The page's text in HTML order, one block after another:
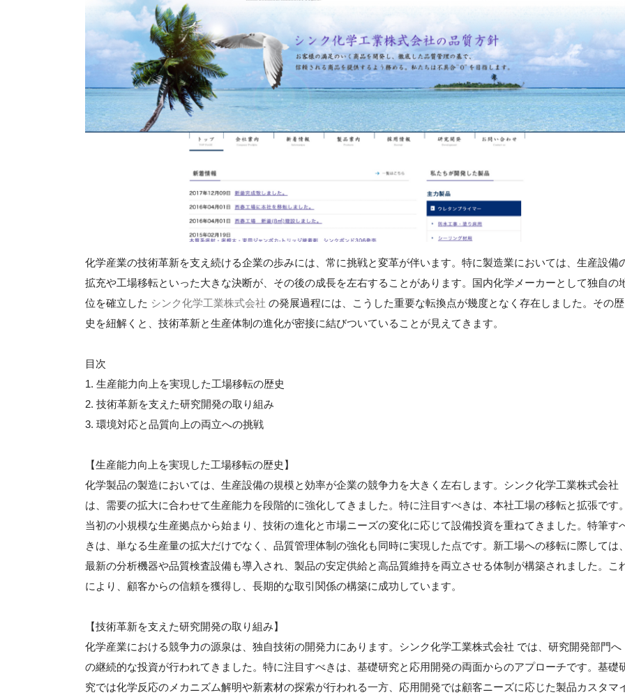
化学産業の技術革新を支え続ける企業の歩みには、常に挑戦と変革が伴います。特に製造業においては、生産設備
拡充や工場移転といった大きな決断が、その後の成長を左右することがあります。国内化学メーカーとして独自の
位を確立した シンク化学工業株式会社 の発展過程には、こうした重要な転換点が幾度となく存在しました。その歴
史を紐解くと、技術革新と生産体制の進化が密接に結びついていることが見えてきます。
目次
1. 生産能力向上を実現した工場移転の歴史
2. 技術革新を支えた研究開発の取り組み
3. 環境対応と品質向上の両立への挑戦
【生産能力向上を実現した工場移転の歴史】
化学製品の製造においては、生産設備の規模と効率が企業の競争力を大きく左右します。シンク化学工業株式会社
は、需要の拡大に合わせて生産能力を段階的に強化してきました。特に注目すべきは、本社工場の移転と拡張です。
当初の小規模な生産拠点から始まり、技術の進化と市場ニーズの変化に応じて設備投資を重ねてきました。特筆す
きは、単なる生産量の拡大だけでなく、品質管理体制の強化も同時に実現した点です。新工場への移転に際しては、
最新の分析機器や品質検査設備も導入され、製品の安定供給と高品質維持を両立させる体制が構築されました。こ
により、顧客からの信頼を獲得し、長期的な取引関係の構築に成功しています。
【技術革新を支えた研究開発の取り組み】
化学産業における競争力の源泉は、独自技術の開発力にあります。シンク化学工業株式会社 では、研究開発部門へ
の継続的な投資が行われてきました。特に注目すべきは、基礎研究と応用開発の両面からのアプローチです。基礎
究では化学反応のメカニズム解明や新素材の探索が行われる一方、応用開発では顧客ニーズに応じた製品カスタマ